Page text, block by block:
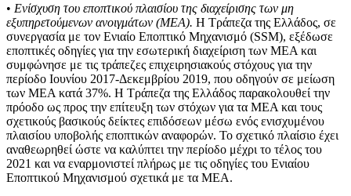
• Ενίσχυση του εποπτικού πλαισίου της διαχείρισης των μη
εξυπηρετούμενων ανοιγμάτων (ΜΕΑ). Η Τράπεζα της Ελλάδος, σε
συνεργασία με τον Ενιαίο Εποπτικό Μηχανισμό (SSM), εξέδωσε
εποπτικές οδηγίες για την εσωτερική διαχείριση των ΜΕΑ και
συμφώνησε με τις τράπεζες επιχειρησιακούς στόχους για την
περίοδο Ιουνίου 2017-Δεκεμβρίου 2019, που οδηγούν σε μείωση
των ΜΕΑ κατά 37%. Η Τράπεζα της Ελλάδος παρακολουθεί την
πρόοδο ως προς την επίτευξη των στόχων για τα ΜΕΑ και τους
σχετικούς βασικούς δείκτες επιδόσεων μέσω ενός ενισχυμένου
πλαισίου υποβολής εποπτικών αναφορών. Το σχετικό πλαίσιο έχει
αναθεωρηθεί ώστε να καλύπτει την περίοδο μέχρι το τέλος του
2021 και να εναρμονιστεί πλήρως με τις οδηγίες του Ενιαίου
Εποπτικού Μηχανισμού σχετικά με τα ΜΕΑ.